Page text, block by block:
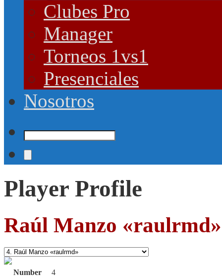
Clubes Pro
Manager
Torneos 1vs1
Presenciales
Nosotros
Player Profile
Raúl Manzo «raulrmd»
Number
4